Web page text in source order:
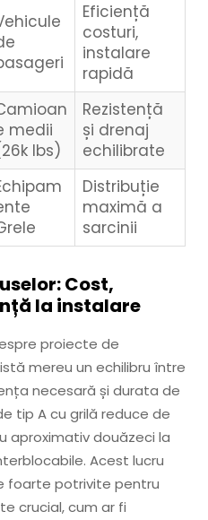
Eficiență
costuri,
instalare
rapidă
medii
lbs)
Rezistență
și drenaj
echilibrate
Distribuție
maximă a
sarcinii
Cost,
la instalare
proiecte de
mereu un echilibru între
necesară și durata de
tip A cu grilă reduce de
aproximativ douăzeci la
Acest lucru
foarte potrivite pentru
crucial, cum ar fi